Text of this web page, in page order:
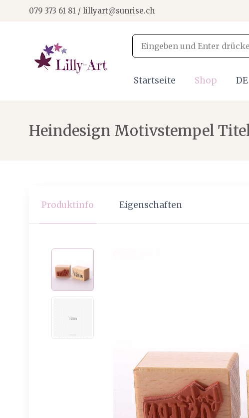
079 373 61 81 / lillyart@sunrise.ch
Startseite Shop DE
Heindesign Motivstempel
Produktinfo Eigenschaften